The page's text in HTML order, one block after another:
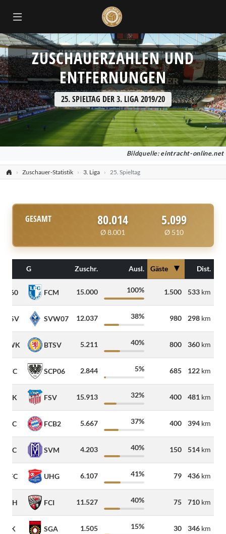
ZUSCHAUERZAHLEN UND
ENTFERNUNGEN
25. SPIELTAG DER 3. LIGA 2019/20
Bildquelle: eintracht-online.net
Zuschauer-Statistik 3. Liga 25. Spieltag
GESAMT 80.014
Ø 8.001
5.099
Ø 510
G Zuschr. Ausl. Gäste ▼ Dist.
M60 FCM 15.000 100% 1.500 533 km
MSV SVW07 12.037 38% 980 298 km
FWK BTSV 5.211 40% 800 360 km
KFC SCP06 2.844 5% 685 122 km
FCK FSV 15.913 32% 400 481 km
CFC FCB2 5.667 37% 400 394 km
FCC SVM 4.203 40% 150 514 km
HFC UHG 6.107 41% 79 436 km
FCH FCI 11.527 40% 75 710 km
VIK SGA 1.505 15% 30 346 km